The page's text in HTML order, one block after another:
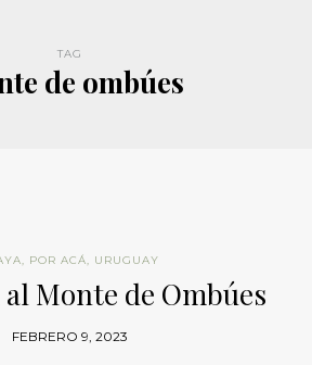
TAG
de ombúes
, POR ACÁ, URUGUAY
Monte de Ombúes
FEBRERO 9, 2023